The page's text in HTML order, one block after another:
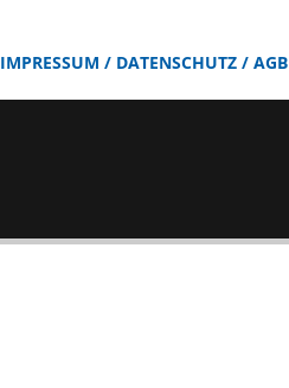
IMPRESSUM / DATENSCHUTZ / AGB